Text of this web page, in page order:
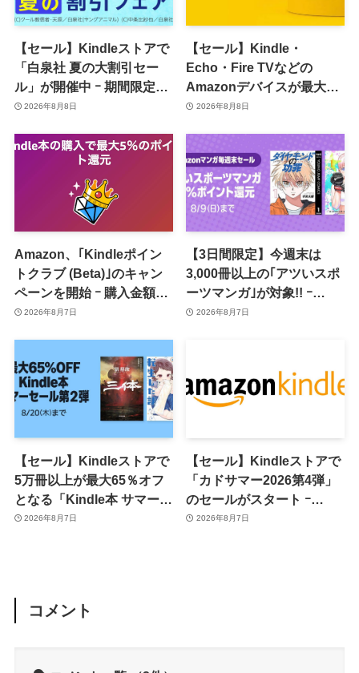
【セール】Kindleストアで
「白泉社 夏の大割引セー
ル」が開催中 ｰ 期間限定
70％オフや全巻50％オフな
2026年8月8日
【セール】Kindle・
Echo・Fire TVなどの
Amazonデバイスが最大
31%オフに
2026年8月8日
Amazon、｢Kindleポイン
トクラブ (Beta)｣のキャン
ペーンを開始 ｰ 購入金額に
応じて来月のポイント還元
2026年8月7日
【3日間限定】今週末は
3,000冊以上の｢アツいスポ
ーツマンガ｣が対象!! ｰ
｢Amazonマンガ毎週末セ
2026年8月7日
【セール】Kindleストアで
5万冊以上が最大65％オフ
となる「Kindle本 サマーセ
ール第2弾」がスタート
2026年8月7日
【セール】Kindleストアで
「カドサマー2026第4弾」
のセールがスタート ｰ
KADOKAWAのKindle本
2026年8月7日
コメント